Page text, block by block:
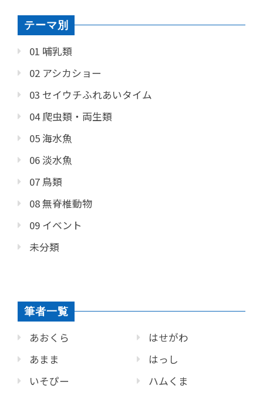
テーマ別
01 哺乳類
02 アシカショー
03 セイウチふれあいタイム
04 爬虫類・両生類
05 海水魚
06 淡水魚
07 鳥類
08 無脊椎動物
09 イベント
未分類
筆者一覧
あおくら
あまま
いそぴー
はせがわ
はっし
ハムくま